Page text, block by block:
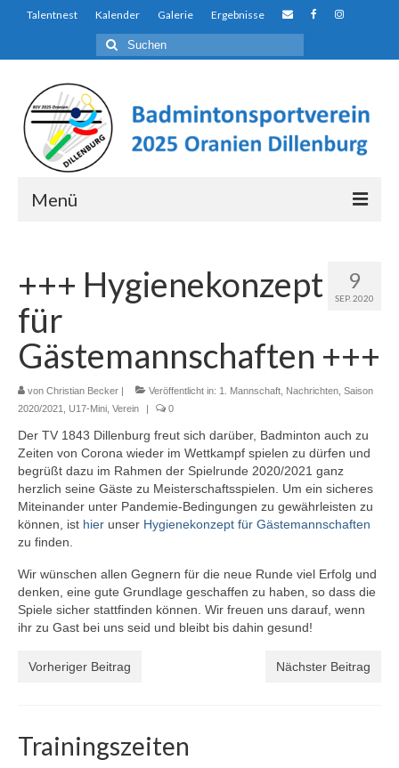
Talentnest Kalender Galerie Ergebnisse
Suchen
nach:
Menü
Auf den ersten Blick…
Talentnest
Ausbildungs- und Förderkonzept
Jugendschutzkonzept
Spielfeld und -Regeln
Kalender
Training
Ausbildungs- und Förderkonzept
Spieltermine
9
SEP. 2020
+++ Hygienekonzept
für
Gästemannschaften +++
von Christian Becker | Veröffentlicht in: 1. Mannschaft Nachrichten Saison
2020/2021
U17-Mini Verein | 0
Der TV 1843 Dillenburg freut sich darüber, Badminton auch zu
Zeiten von Corona wieder im Wettkampf spielen zu dürfen und
begrüßt dazu im Rahmen der Spielrunde 2020/2021 ganz
herzlich seine Gäste zu Meisterschaftsspielen. Um ein sicheres
Miteinander unter Pandemie-Bedingungen zu gewährleisten zu
können, ist hier unser Hygienekonzept für Gästemannschaften
zu finden.
Wir wünschen allen Gegnern für die neue Runde viel Erfolg und
denken, eine gute Grundlage geschaffen zu haben, so dass die
Spiele sicher stattfinden können. Wir freuen uns darauf, wenn
ihr zu Gast bei uns seid und bleibt bis dahin gesund!
Vorheriger Beitrag Nächster Beitrag
Trainingszeiten